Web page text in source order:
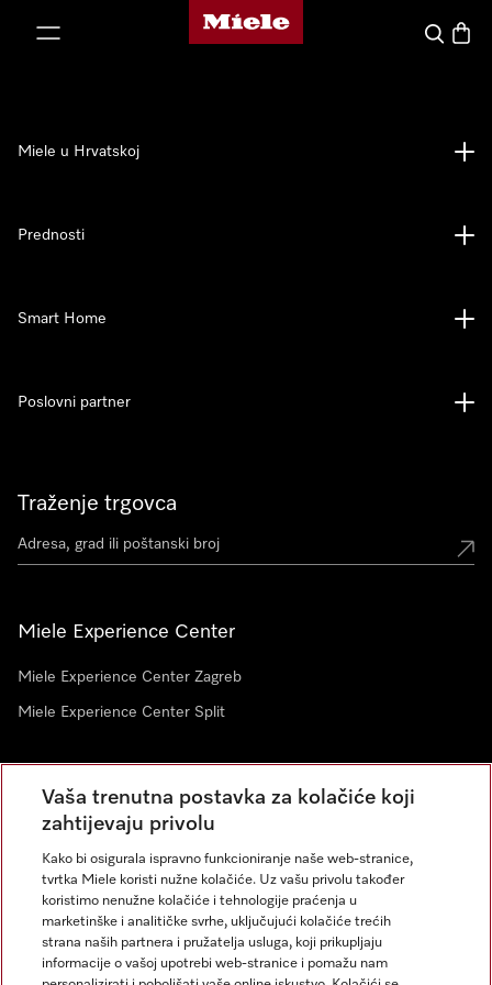
Miele početna stranica
Pretraga
Traženje trgovca
Miele Experience Center
Miele Experience Center Zagreb
Miele Experience Center Split
Newsletter
Miele u Hrvatskoj
Prednosti
Smart Home
Poslovni partner
Vaša trenutna postavka za kolačiće koji
zahtijevaju privolu
Kako bi osigurala ispravno funkcioniranje naše web-stranice,
tvrtka Miele koristi nužne kolačiće. Uz vašu privolu također
koristimo nenužne kolačiće i tehnologije praćenja u
marketinške i analitičke svrhe, uključujući kolačiće trećih
strana naših partnera i pružatelja usluga, koji prikupljaju
informacije o vašoj upotrebi web-stranice i pomažu nam